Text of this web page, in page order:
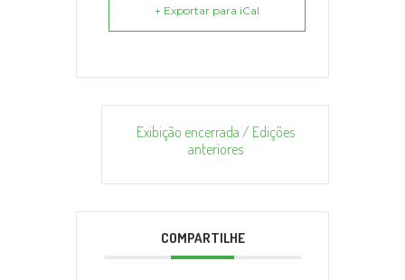
+ Exportar para iCal
Exibição encerrada / Edições
anteriores
COMPARTILHE